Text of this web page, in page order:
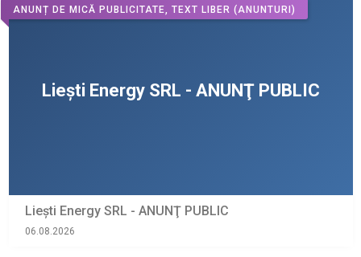
ANUNȚ DE MICĂ PUBLICITATE, TEXT LIBER (ANUNTURI)
Liești Energy SRL - ANUNŢ PUBLIC
06.08.2026